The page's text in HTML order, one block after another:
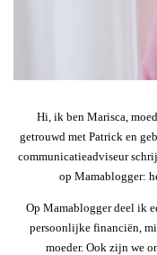
Hi, ik ben Marisca,
getrouwd met Patrick en
communicatieadviseur
op Mamablogger:
Op Mamablogger deel ik
persoonlijke financiën,
moeder. Ook zijn we